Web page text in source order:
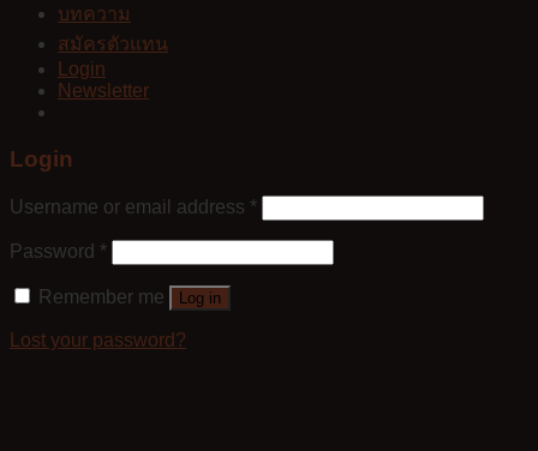
บทความ
สมัครตัวแทน
Login
Newsletter
Login
Username or email address *
Password *
Remember me Log in
Lost your password?